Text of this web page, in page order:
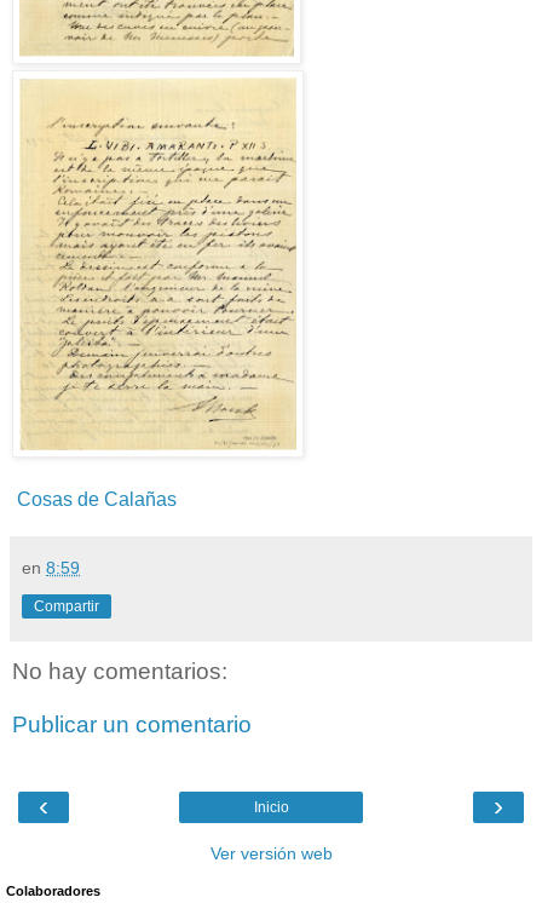
Cosas de Calañas
en 8:59
Compartir
No hay comentarios:
Publicar un comentario
‹ ›
Inicio
Ver versión web
Colaboradores